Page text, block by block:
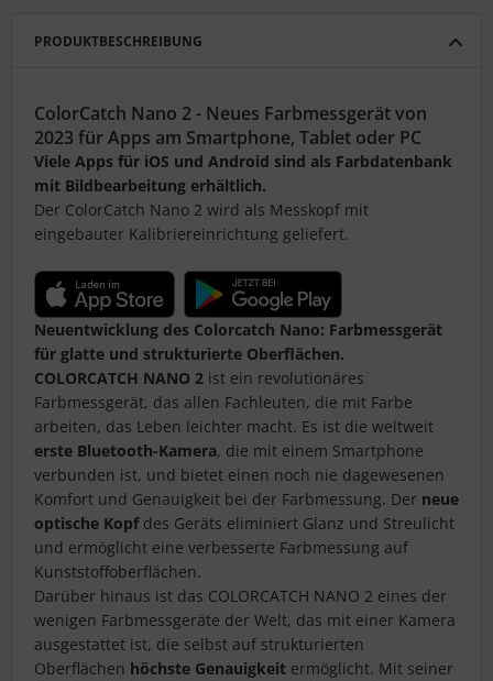
PRODUKTBESCHREIBUNG
ColorCatch Nano 2 - Neues Farbmessgerät von
2023 für Apps am Smartphone, Tablet oder PC
Viele Apps für iOS und Android sind als Farbdatenbank
mit Bildbearbeitung erhältlich.
Der ColorCatch Nano 2 wird als Messkopf mit
eingebauter Kalibriereinrichtung geliefert.
Neuentwicklung des Colorcatch Nano: Farbmessgerät
für glatte und strukturierte Oberflächen.
COLORCATCH NANO 2 ist ein revolutionäres
Farbmessgerät, das allen Fachleuten, die mit Farbe
arbeiten, das Leben leichter macht. Es ist die weltweit
erste Bluetooth-Kamera, die mit einem Smartphone
verbunden ist, und bietet einen noch nie dagewesenen
Komfort und Genauigkeit bei der Farbmessung. Der neue
optische Kopfdes Geräts eliminiert Glanz und Streulicht
und ermöglicht eine verbesserte Farbmessung auf
Kunststoffoberflächen.
Darüber hinaus ist das COLORCATCH NANO 2 eines der
wenigen Farbmessgeräte der Welt, das mit einer Kamera
ausgestattet ist, die selbst auf strukturierten
Oberflächen höchste Genauigkeit ermöglicht. Mit seiner